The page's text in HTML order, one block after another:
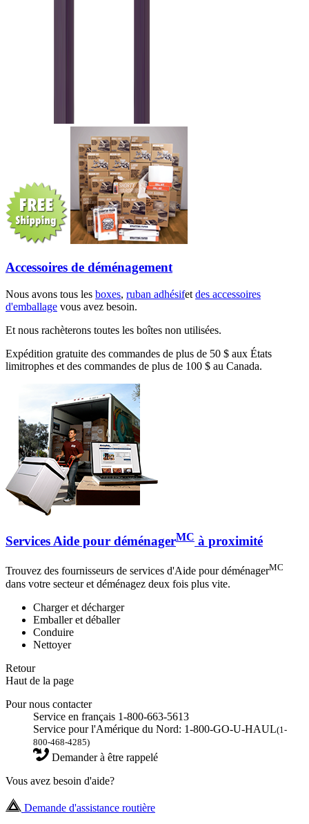
Accessoires de déménagement
Nous avons tous les boxes, ruban adhésifet des accessoires
d'emballage vous avez besoin.
Et nous rachèterons toutes les boîtes non utilisées.
Expédition gratuite des commandes de plus de 50 $ aux États
limitrophes et des commandes de plus de 100 $ au Canada.
Services Aide pour déménagerMC à proximité
Trouvez des fournisseurs de services d'Aide pour déménagerMC
dans votre secteur et déménagez deux fois plus vite.
Charger et décharger
Emballer et déballer
Conduire
Nettoyer
Retour
Haut de la page
Pour nous contacter
Service en français 1-800-663-5613
Service pour l'Amérique du Nord: 1-800-GO-U-HAUL(1-
800-468-4285)
Demander à être rappelé
Vous avez besoin d'aide?
Demande d'assistance routière